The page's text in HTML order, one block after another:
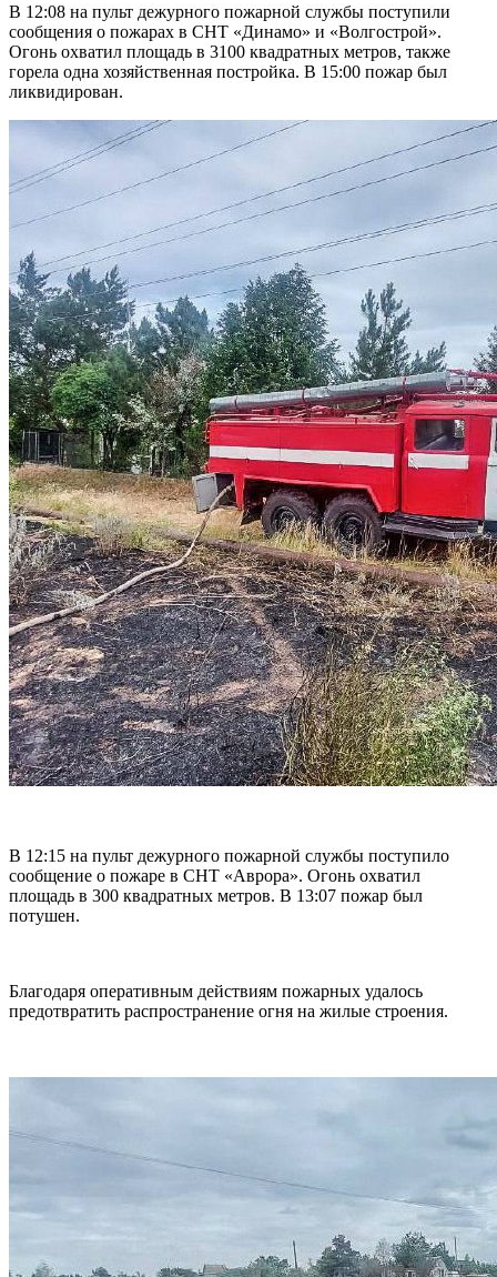
В 12:08 на пульт дежурного пожарной службы поступили
сообщения о пожарах в СНТ «Динамо» и «Волгострой».
Огонь охватил площадь в 3100 квадратных метров, также
горела одна хозяйственная постройка. В 15:00 пожар был
ликвидирован.
В 12:15 на пульт дежурного пожарной службы поступило
сообщение о пожаре в СНТ «Аврора». Огонь охватил
площадь в 300 квадратных метров. В 13:07 пожар был
потушен.
Благодаря оперативным действиям пожарных удалось
предотвратить распространение огня на жилые строения.